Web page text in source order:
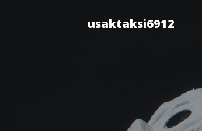
usaktaksi6912